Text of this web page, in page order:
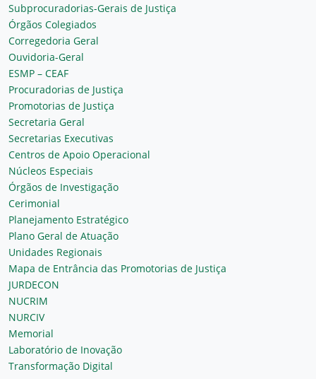
Subprocuradorias-Gerais de Justiça
Órgãos Colegiados
Corregedoria Geral
Ouvidoria-Geral
ESMP – CEAF
Procuradorias de Justiça
Promotorias de Justiça
Secretaria Geral
Secretarias Executivas
Centros de Apoio Operacional
Núcleos Especiais
Órgãos de Investigação
Cerimonial
Planejamento Estratégico
Plano Geral de Atuação
Unidades Regionais
Mapa de Entrância das Promotorias de Justiça
JURDECON
NUCRIM
NURCIV
Memorial
Laboratório de Inovação
Transformação Digital